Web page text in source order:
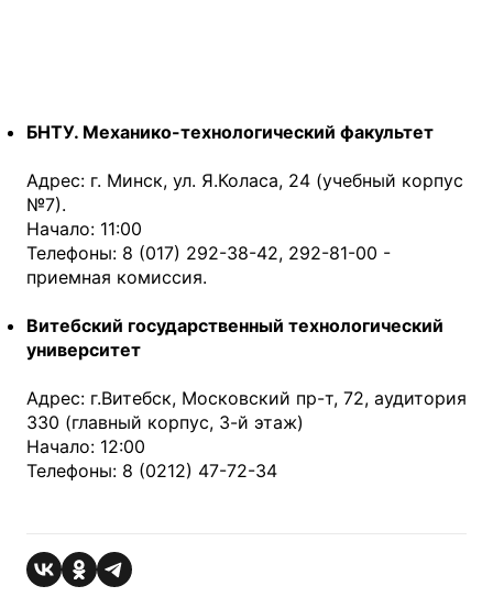
БНТУ. Механико-технологический факультет
Адрес: г. Минск, ул. Я.Коласа, 24 (учебный корпус
№7).
Начало: 11:00
Телефоны: 8 (017) 292-38-42, 292-81-00 -
приемная комиссия.
Витебский государственный технологический
университет
Адрес: г.Витебск, Московский пр-т, 72, аудитория
330 (главный корпус, 3-й этаж)
Начало: 12:00
Телефоны: 8 (0212) 47-72-34